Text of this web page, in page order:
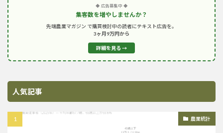
◆ 広告募集中 ◆
集客数を増やしませんか？
先端農業マガジン で購買検討中の読者にテキスト広告を。
3ヶ月9万円から
詳細を見る →
人気記事
農業統計